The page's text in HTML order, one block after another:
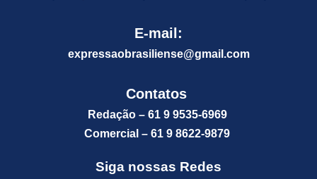
E-mail:
expressaobrasiliense@gmail.com
Contatos
Redação – 61 9 9535-6969
Comercial – 61 9 8622-9879
Siga nossas Redes